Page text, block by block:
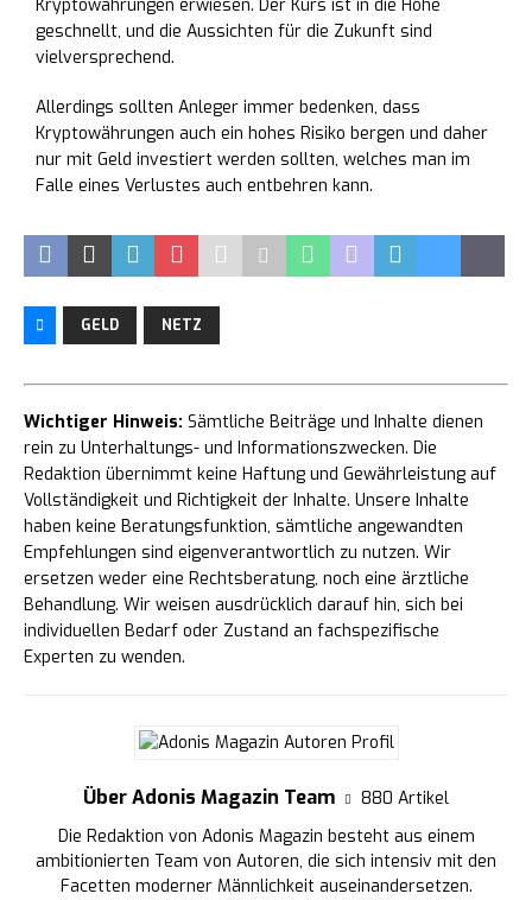
Kryptowährungen erwiesen. Der Kurs ist in die Höhe
geschnellt, und die Aussichten für die Zukunft sind
vielversprechend.
Allerdings sollten Anleger immer bedenken, dass
Kryptowährungen auch ein hohes Risiko bergen und daher
nur mit Geld investiert werden sollten, welches man im
Falle eines Verlustes auch entbehren kann.
GELD NETZ
Wichtiger Hinweis: Sämtliche Beiträge und Inhalte dienen
rein zu Unterhaltungs- und Informationszwecken. Die
Redaktion übernimmt keine Haftung und Gewährleistung auf
Vollständigkeit und Richtigkeit der Inhalte. Unsere Inhalte
haben keine Beratungsfunktion, sämtliche angewandten
Empfehlungen sind eigenverantwortlich zu nutzen. Wir
ersetzen weder eine Rechtsberatung, noch eine ärztliche
Behandlung. Wir weisen ausdrücklich darauf hin, sich bei
individuellen Bedarf oder Zustand an fachspezifische
Experten zu wenden.
Über Adonis Magazin Team
880 Artikel
Die Redaktion von Adonis Magazin besteht aus einem
ambitionierten Team von Autoren, die sich intensiv mit den
Facetten moderner Männlichkeit auseinandersetzen.